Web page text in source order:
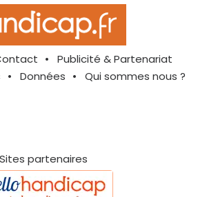
Publicité & Partenariat
Données Qui sommes nous ?
Sites partenaires